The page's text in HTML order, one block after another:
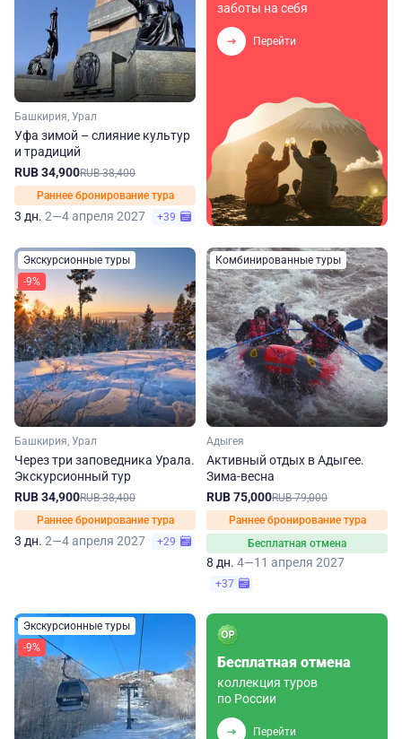
Башкирия, Урал
Уфа зимой – слияние культур
и традиций
RUB 34,900RUB 38,400
Раннее бронирование тура
3 дн. 2—4 апреля 2027 +39
заботы на себя
Перейти
Экскурсионные туры
-9%
Башкирия, Урал
Через три заповедника Урала.
Экскурсионный тур
RUB 34,900RUB 38,400
Раннее бронирование тура
3 дн. 2—4 апреля 2027 +29
Комбинированные туры
Адыгея
Активный отдых в Адыгее.
Зима-весна
RUB 75,000RUB 79,000
Раннее бронирование тура
Бесплатная отмена
8 дн. 4—11 апреля 2027
+37
Экскурсионные туры
-9%
Бесплатная отмена
коллекция туров
по России
Перейти